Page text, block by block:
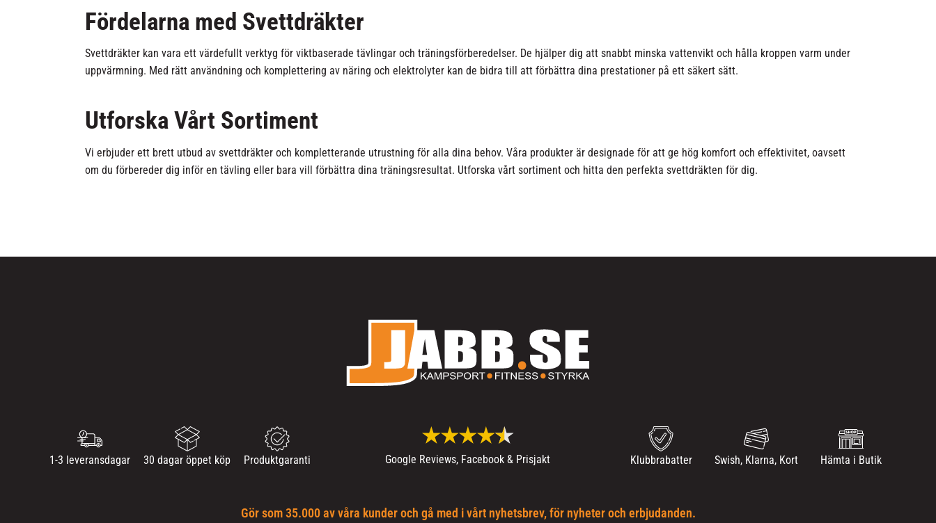
Fördelarna med Svettdräkter
Svettdräkter kan vara ett värdefullt verktyg för viktbaserade tävlingar och träningsförberedelser. De hjälper dig att snabbt minska vattenvikt och hålla kroppen varm under
uppvärmning. Med rätt användning och komplettering av näring och elektrolyter kan de bidra till att förbättra dina prestationer på ett säkert sätt.
Utforska Vårt Sortiment
Vi erbjuder ett brett utbud av svettdräkter och kompletterande utrustning för alla dina behov. Våra produkter är designade för att ge hög komfort och effektivitet, oavsett
om du förbereder dig inför en tävling eller bara vill förbättra dina träningsresultat. Utforska vårt sortiment och hitta den perfekta svettdräkten för dig.
1-3 leveransdagar 30 dagar öppet köp Produktgaranti Google Reviews, Facebook & Prisjakt Klubbrabatter Swish, Klarna, Kort Hämta i Butik
Gör som 35.000 av våra kunder och gå med i vårt nyhetsbrev, för nyheter och erbjudanden.